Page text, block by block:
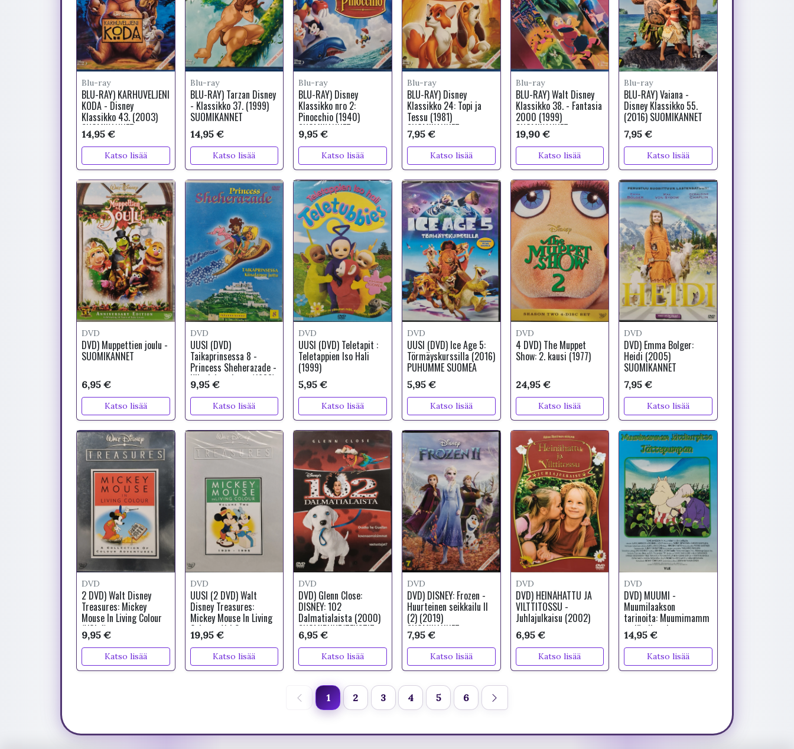
Blu-ray
BLU-RAY) KARHUVELJENI
KODA - Disney
Klassikko 43. (2003)
SUOMIKANNET
14,95 €
Katso lisää
Blu-ray
BLU-RAY) Tarzan Disney
- Klassikko 37. (1999)
SUOMIKANNET
14,95 €
Katso lisää
Blu-ray
BLU-RAY) Disney
Klassikko nro 2:
Pinocchio (1940)
SUOMIKANNET
9,95 €
Katso lisää
Blu-ray
BLU-RAY) Disney
Klassikko 24: Topi ja
Tessu (1981)
SUOMIKANNET
7,95 €
Katso lisää
Blu-ray
BLU-RAY) Walt Disney
Klassikko 38. - Fantasia
2000 (1999)
SUOMIKANNET
19,90 €
Katso lisää
Blu-ray
BLU-RAY) Vaiana -
Disney Klassikko 55.
(2016) SUOMIKANNET
7,95 €
Katso lisää
DVD
DVD) Muppettien joulu -
SUOMIKANNET
6,95 €
Katso lisää
DVD
UUSI (DVD)
Taikaprinsessa 8 -
Princess Sheherazade -
Kiinalainen juttu (1988)
9,95 €
Katso lisää
DVD
UUSI (DVD) Teletapit :
Teletappien Iso Hali
(1999)
5,95 €
Katso lisää
DVD
UUSI (DVD) Ice Age 5:
Törmäyskurssilla (2016)
PUHUMME SUOMEA
5,95 €
Katso lisää
DVD
4 DVD) The Muppet
Show: 2. kausi (1977)
24,95 €
Katso lisää
DVD
DVD) Emma Bolger:
Heidi (2005)
SUOMIKANNET
7,95 €
Katso lisää
DVD
2 DVD) Walt Disney
Treasures: Mickey
Mouse In Living Colour
(VOL 1)
9,95 €
Katso lisää
DVD
UUSI (2 DVD) Walt
Disney Treasures:
Mickey Mouse In Living
Colour - Vol 2
19,95 €
Katso lisää
DVD
DVD) Glenn Close:
DISNEY: 102
Dalmatialaista (2000)
SUOMIPUHE/TEKSTIT
6,95 €
Katso lisää
DVD
DVD) DISNEY: Frozen -
Huurteinen seikkailu II
(2) (2019)
SUOMIKANNET
7,95 €
Katso lisää
DVD
DVD) HEINÄHATTU JA
VILTTITOSSU -
Juhlajulkaisu (2002)
6,95 €
Katso lisää
DVD
DVD) MUUMI -
Muumilaakson
tarinoita: Muumimamm
an jättikurpitsa
"VANHAT ÄÄNET"
14,95 €
Katso lisää
1 2 3 4 5 6